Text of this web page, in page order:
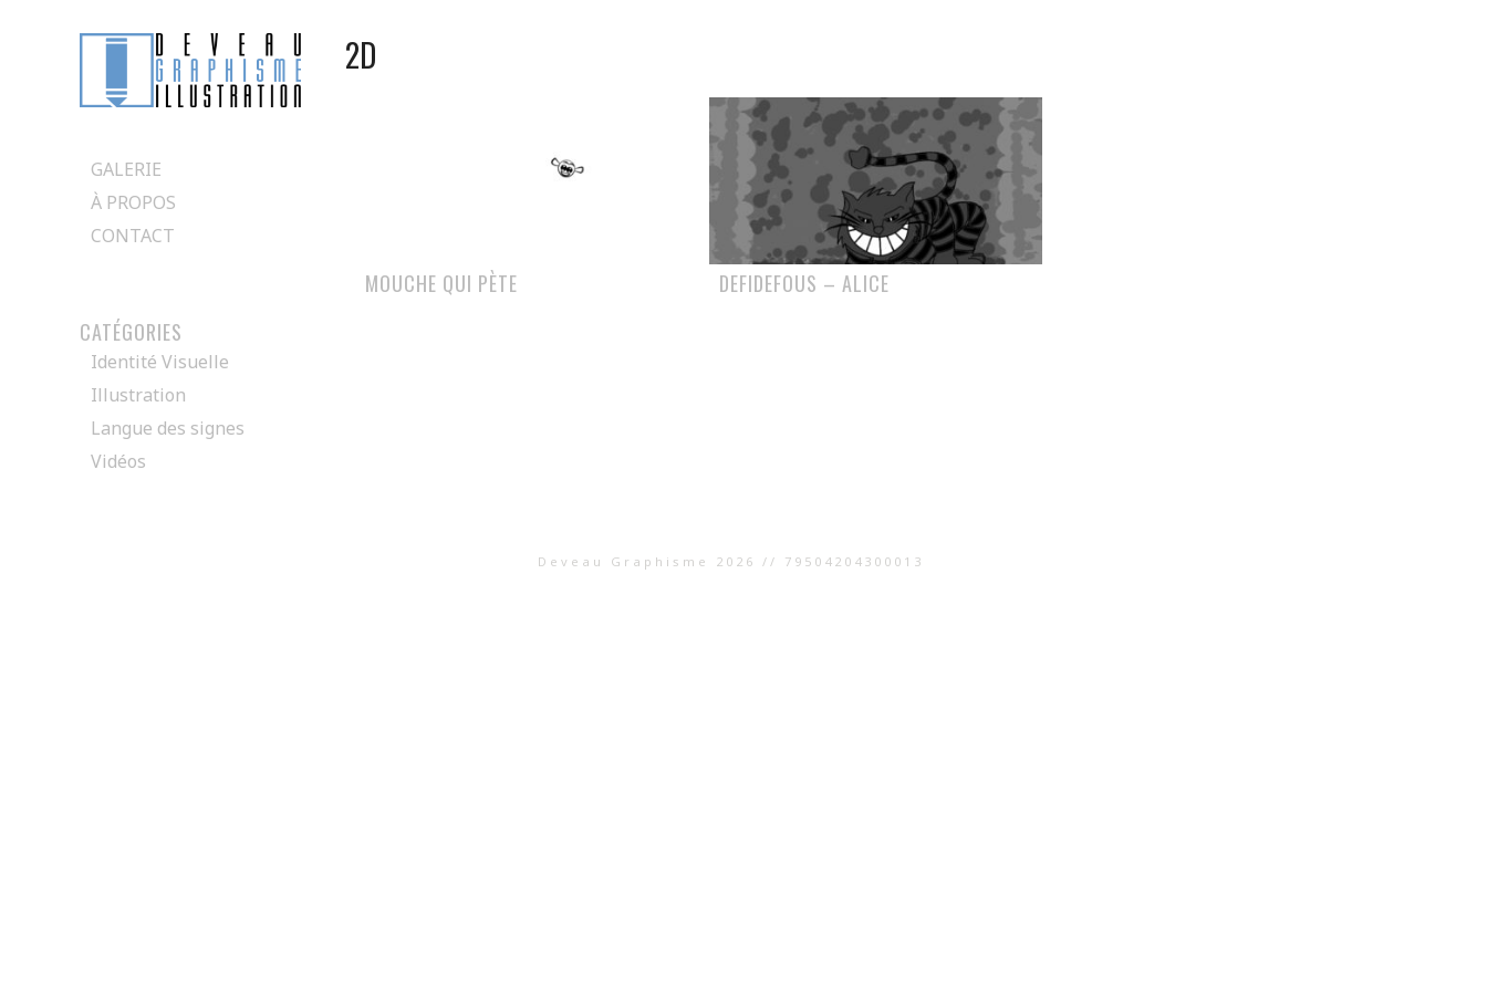
au
contenu
GALERIE
À PROPOS
CONTACT
CATÉGORIES
Identité Visuelle
Illustration
Langue des signes
Vidéos
2D
MOUCHE QUI PÈTE DEFIDEFOUS – ALICE
Deveau Graphisme 2026 // 79504204300013